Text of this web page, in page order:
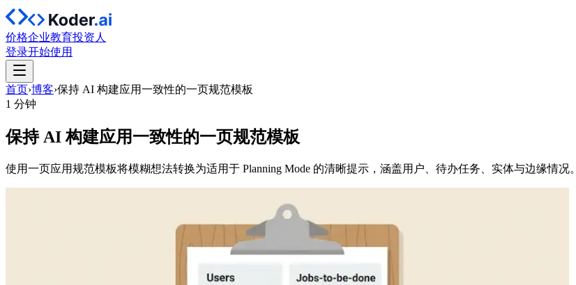
价格企业教育投资人
登录开始使用
首页›博客›保持 AI 构建应用一致性的一页规范模板
1 分钟
保持 AI 构建应用一致性的一页规范模板
使用一页应用规范模板将模糊想法转换为适用于 Planning Mode 的清晰提示，涵盖用户、待办任务、实体与边缘情况。